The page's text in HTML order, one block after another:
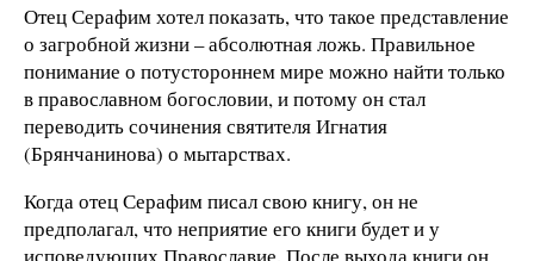
Отец Серафим хотел показать, что такое представление
о загробной жизни – абсолютная ложь. Правильное
понимание о потустороннем мире можно найти только
в православном богословии, и потому он стал
переводить сочинения святителя Игнатия
(Брянчанинова) о мытарствах.
Когда отец Серафим писал свою книгу, он не
предполагал, что неприятие его книги будет и у
исповедующих Православие. После выхода книги он